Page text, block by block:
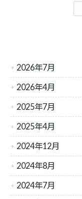
2026年7月
2026年4月
2025年7月
2025年4月
2024年12月
2024年8月
2024年7月